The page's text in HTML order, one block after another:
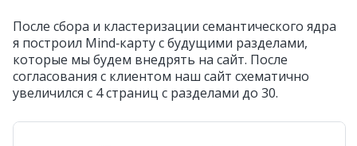
После сбора и кластеризации семантического ядра
я построил Mind‑карту с будущими разделами,
которые мы будем внедрять на сайт. После
согласования с клиентом наш сайт схематично
увеличился с 4 страниц с разделами до 30.